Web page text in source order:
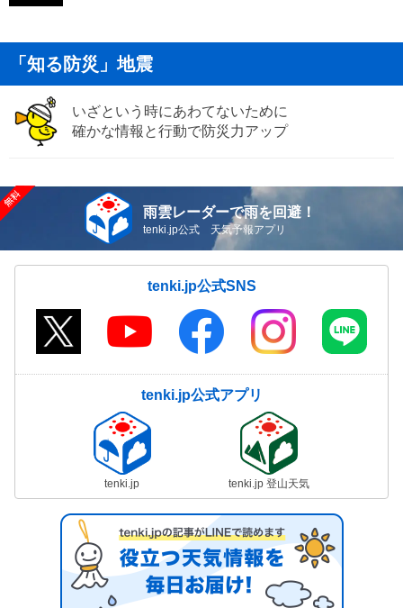
「知る防災」地震
いざという時にあわてないために
確かな情報と行動で防災力アップ
雨雲レーダーで雨を回避！
tenki.jp公式 天気予報アプリ
tenki.jp公式SNS
tenki.jp公式アプリ
tenki.jp tenki.jp 登山天気